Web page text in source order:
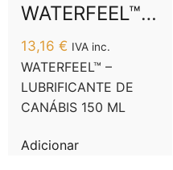
WATERFEEL™ –
LUBRIFICANTE
DE CANÁBIS
150 ML
13,16 € IVA inc.
WATERFEEL™ –
LUBRIFICANTE DE
CANÁBIS 150 ML
Adicionar